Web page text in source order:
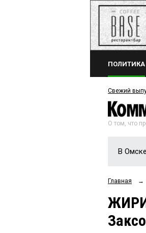
ПОЛИТИКА
Свежий
О том, что
В
Главная →